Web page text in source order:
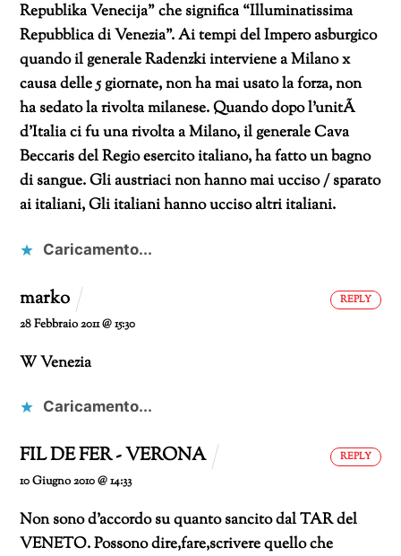
Republika Venecija” che significa “Illuminatissima
Repubblica di Venezia”.Ai tempi del Impero asburgico
quando il generale Radenzki interviene a Milano x
causa delle 5 giornate, non ha mai usato la forza, non
ha sedato la rivolta milanese. Quando dopo l’unitÃ
d’Italia ci fu una rivolta a Milano, il generale Cava
Beccaris del Regio esercito italiano, ha fatto un bagno
di sangue. Gli austriaci non hanno mai ucciso / sparato
ai italiani, Gli italiani hanno ucciso altri italiani.
Caricamento...
marko
28 Febbraio 2011 @ 15:30
W Venezia
Caricamento...
REPLY
FIL DE FER - VERONA
10 Giugno 2010 @ 14:33
Non sono d’accordo su quanto sancito dal TAR del
VENETO.Possono dire,fare,scrivere quello che
REPLY